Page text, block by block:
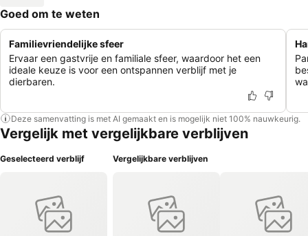
Goed om te weten
Familievriendelijke sfeer
Ervaar een gastvrije en familiale sfeer, waardoor het een
ideale keuze is voor een ontspannen verblijf met je
dierbaren.
Deze samenvatting is met AI gemaakt en is mogelijk niet 100% nauwkeurig.
Vergelijk met vergelijkbare verblijven
Geselecteerd verblijf Vergelijkbare verblijven